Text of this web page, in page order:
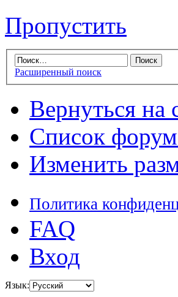
Пропустить
Расширенный поиск
Вернуться на
Список
Изменить
Политика
FAQ
Вход
Язык: